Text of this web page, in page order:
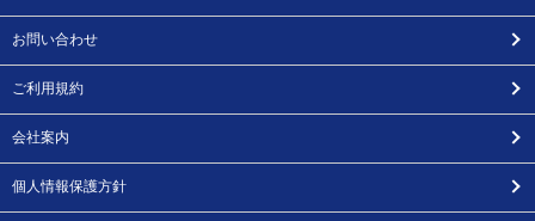
お問い合わせ
ご利用規約
会社案内
個人情報保護方針